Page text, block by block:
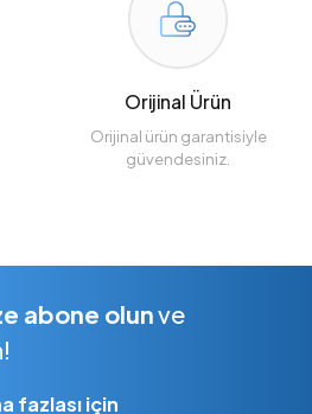
Orijinal Ürün
Orijinal ürün garantisiyle
güvendesiniz.
abone olunve
fazlası için